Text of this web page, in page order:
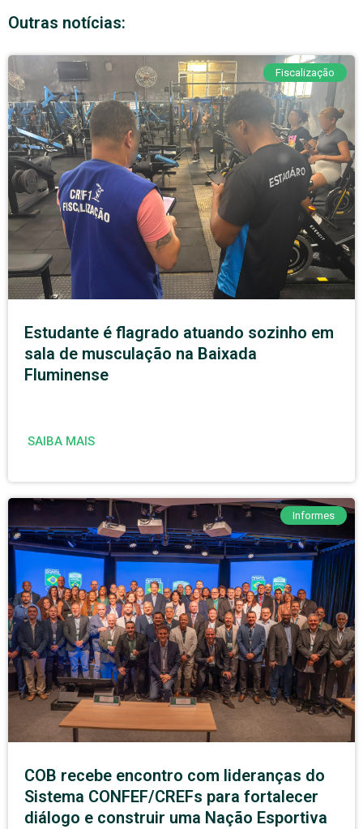
Outras notícias:
Fiscalização
Estudante é flagrado atuando sozinho em
sala de musculação na Baixada
Fluminense
SAIBA MAIS
Informes
COB recebe encontro com lideranças do
Sistema CONFEF/CREFs para fortalecer
diálogo e construir uma Nação Esportiva